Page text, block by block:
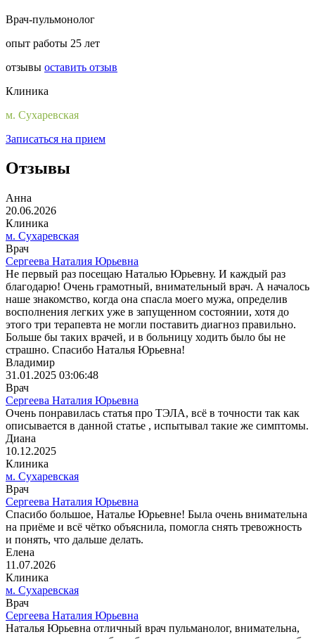
Врач-пульмонолог
опыт работы 25 лет
отзывы оставить отзыв
Клиника
м. Сухаревская
Записаться на прием
Отзывы
Анна
20.06.2026
Клиника
м. Сухаревская
Врач
Сергеева Наталия Юрьевна
Не первый раз посещаю Наталью Юрьевну. И каждый раз
благодарю! Очень грамотный, внимательный врач. А началось
наше знакомство, когда она спасла моего мужа, определив
восполнения легких уже в запущенном состоянии, хотя до
этого три терапевта не могли поставить диагноз правильно.
Больше бы таких врачей, и в больницу ходить было бы не
страшно. Спасибо Наталья Юрьевна!
Владимир
31.01.2025 03:06:48
Врач
Сергеева Наталия Юрьевна
Очень понравилась статья про ТЭЛА, всё в точности так как
описывается в данной статье , испытывал такие же симптомы.
Диана
10.12.2025
Клиника
м. Сухаревская
Врач
Сергеева Наталия Юрьевна
Спасибо большое, Наталье Юрьевне! Была очень внимательна
на приёме и всё чётко объяснила, помогла снять тревожность
и понять, что дальше делать.
Елена
11.07.2026
Клиника
м. Сухаревская
Врач
Сергеева Наталия Юрьевна
Наталья Юрьевна отличный врач пульманолог, внимательна,